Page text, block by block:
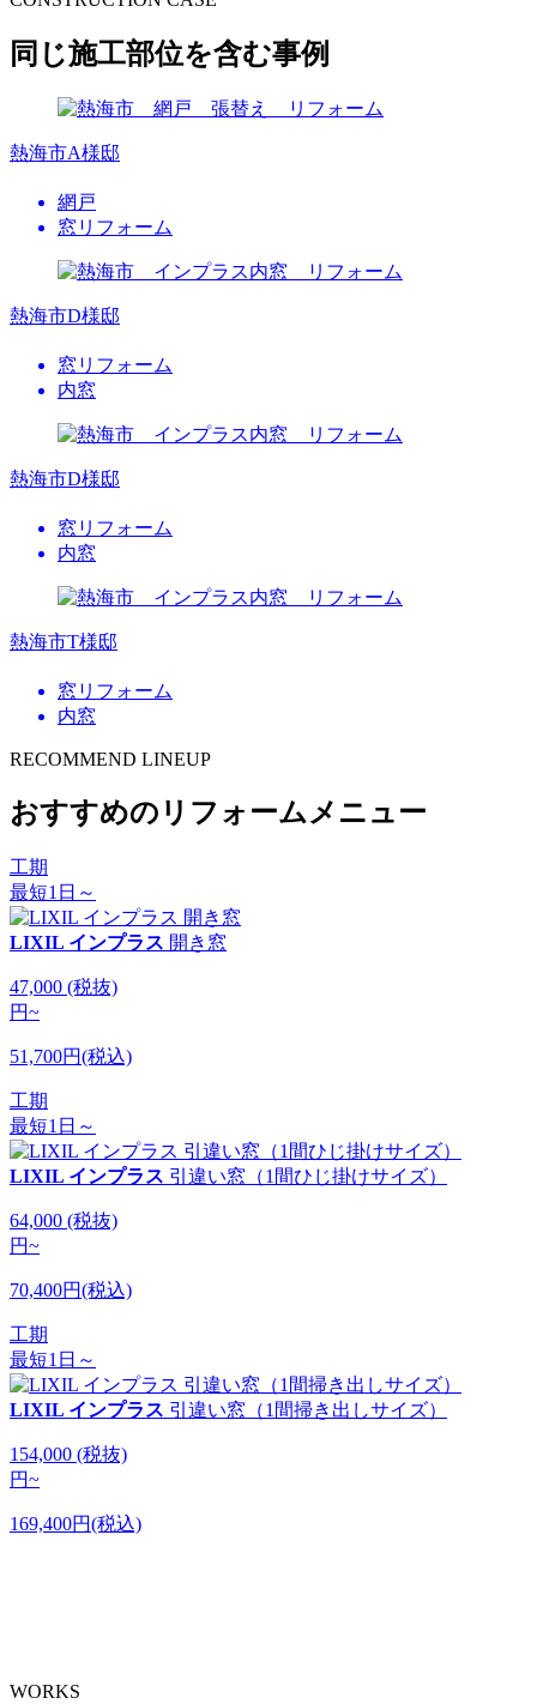
同じ施工部位を含む事例
熱海市A様邸
網戸
窓リフォーム
熱海市D様邸
窓リフォーム
内窓
熱海市D様邸
窓リフォーム
内窓
熱海市T様邸
窓リフォーム
内窓
RECOMMEND LINEUP
おすすめのリフォームメニュー
工期
最短1日～
LIXIL インプラス 開き窓
47,000 (税抜)
円~
51,700円(税込)
工期
最短1日～
LIXIL インプラス 引違い窓（1間ひじ掛けサイズ）
64,000 (税抜)
円~
70,400円(税込)
工期
最短1日～
LIXIL インプラス 引違い窓（1間掃き出しサイズ）
154,000 (税抜)
円~
169,400円(税込)
WORKS